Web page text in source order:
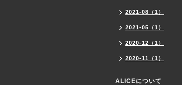
2021-08（1）
2021-05（1）
2020-12（1）
2020-11（1）
ALICEについて